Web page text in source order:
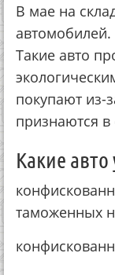
В мае на
Такие авто
покупают из-
признаются
Какие
таможенных